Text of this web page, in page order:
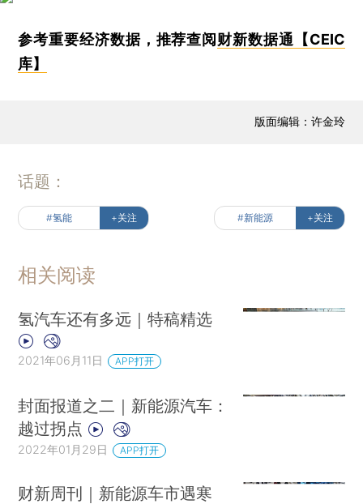
参考重要经济数据，推荐查阅 财新数据通【CEIC
库】
版面编辑：许金玲
话题：
#氢能 +关注 #新能源 +关注
相关阅读
氢汽车还有多远｜特稿精选
2021年06月11日 APP打开
封面报道之二｜新能源汽车：
越过拐点
2022年01月29日 APP打开
财新周刊｜新能源车市遇寒